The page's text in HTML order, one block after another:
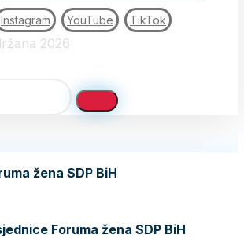
Instagram YouTube TikTok
2026
žena SDP BiH
Foruma žena SDP BiH